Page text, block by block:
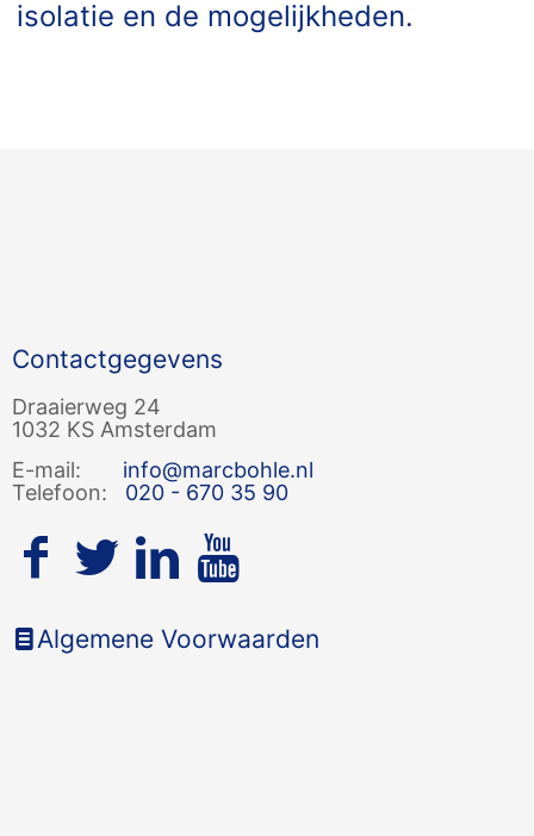
isolatie en de mogelijkheden.
Contactgegevens
Draaierweg 24
1032 KS Amsterdam
E-mail: info@marcbohle.nl
Telefoon: 020 - 670 35 90
Algemene Voorwaarden